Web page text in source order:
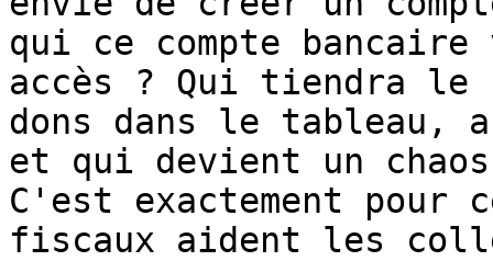
qui ce compte
accès ? Qui tiendra le
dons dans le tableau,
et qui devient un
C'est exactement pour
fiscaux aident les